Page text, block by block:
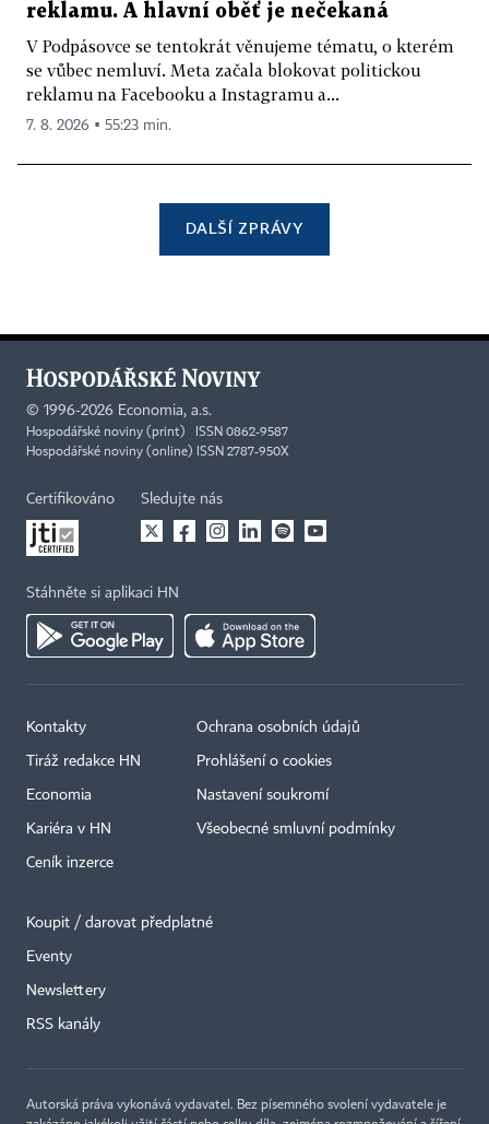
reklamu. A hlavní oběť je nečekaná
V Podpásovce se tentokrát věnujeme tématu, o kterém
se vůbec nemluví. Meta začala blokovat politickou
reklamu na Facebooku a Instagramu a...
7. 8. 2026 ▪ 55:23 min.
DALŠÍ ZPRÁVY
© 1996-2026 Economia, a.s.
Hospodářské noviny (print) ISSN 0862-9587
Hospodářské noviny (online) ISSN 2787-950X
Certifikováno Sledujte nás
Stáhněte si aplikaci HN
Kontakty
Tiráž redakce HN
Economia
Kariéra v HN
Ceník inzerce
Ochrana osobních údajů
Prohlášení o cookies
Nastavení soukromí
Všeobecné smluvní podmínky
Koupit / darovat předplatné
Eventy
Newslettery
RSS kanály
Autorská práva vykonává vydavatel. Bez písemného svolení vydavatele je